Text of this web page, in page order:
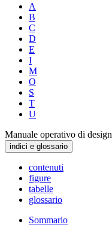
A
B
C
D
E
I
M
O
S
T
U
Manuale operativo di design
indici e glossario
contenuti
figure
tabelle
glossario
Sommario